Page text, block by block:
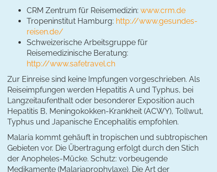
CRM Zentrum für Reisemedizin: www.crm.de
Tropeninstitut Hamburg: http://www.gesundes-
reisen.de/
Schweizerische Arbeitsgruppe für
Reisemedizinische Beratung:
http://www.safetravel.ch
Zur Einreise sind keine Impfungen vorgeschrieben. Als
Reiseimpfungen werden Hepatitis A und Typhus, bei
Langzeitaufenthalt oder besonderer Exposition auch
Hepatitis B, Meningokokken-Krankheit (ACWY), Tollwut,
Typhus und Japanische Encephalitis empfohlen.
Malaria kommt gehäuft in tropischen und subtropischen
Gebieten vor. Die Übertragung erfolgt durch den Stich
der Anopheles-Mücke. Schutz: vorbeugende
Medikamente (Malariaprophylaxe). Die Art der